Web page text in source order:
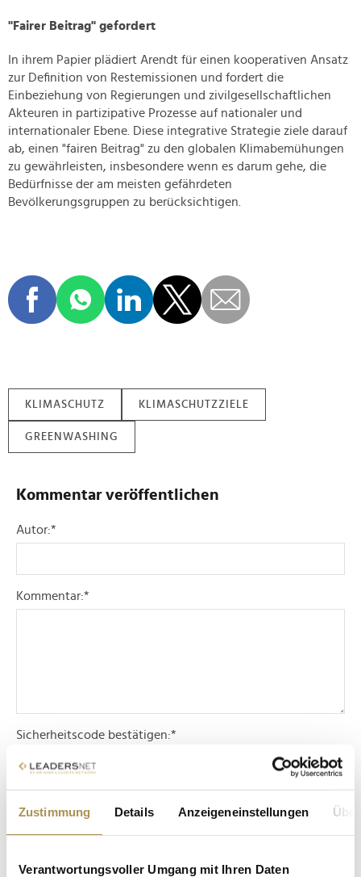
Zustimmung Details Anzeigeneinstellungen
Verantwortungsvoller Umgang mit Ihren Daten
"Fairer Beitrag" gefordert
In ihrem Papier plädiert Arendt für einen kooperativen Ansatz
zur Definition von Restemissionen und fordert die
Einbeziehung von Regierungen und zivilgesellschaftlichen
Akteuren in partizipative Prozesse auf nationaler und
internationaler Ebene. Diese integrative Strategie ziele darauf
ab, einen "fairen Beitrag" zu den globalen Klimabemühungen
zu gewährleisten, insbesondere wenn es darum gehe, die
Bedürfnisse der am meisten gefährdeten
Bevölkerungsgruppen zu berücksichtigen.
KLIMASCHUTZ KLIMASCHUTZZIELE
GREENWASHING
Kommentar veröffentlichen
Autor:*
Kommentar:*
Sicherheitscode bestätigen:*